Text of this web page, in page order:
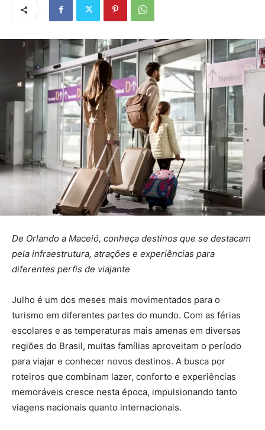
De Orlando a Maceió, conheça destinos que se destacam
pela infraestrutura, atrações e experiências para
diferentes perfis de viajante
Julho é um dos meses mais movimentados para o
turismo em diferentes partes do mundo. Com as férias
escolares e as temperaturas mais amenas em diversas
regiões do Brasil, muitas famílias aproveitam o período
para viajar e conhecer novos destinos. A busca por
roteiros que combinam lazer, conforto e experiências
memoráveis cresce nesta época, impulsionando tanto
viagens nacionais quanto internacionais.